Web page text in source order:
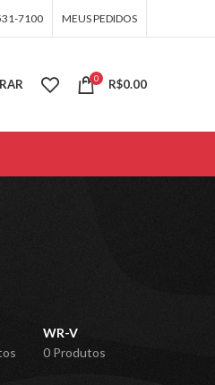
7100 MEUS PEDIDOS
0 R$0.00
WR-V
0 Produtos